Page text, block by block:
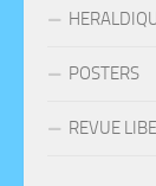
POSTERS
REVUE